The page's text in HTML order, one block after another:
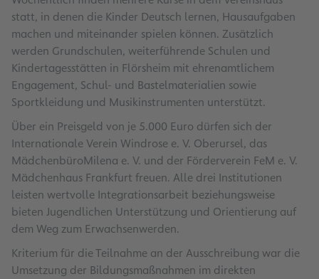
statt, in denen die Kinder Deutsch lernen, Hausaufgaben
machen und miteinander spielen können. Zusätzlich
werden Grundschulen, weiterführende Schulen und
Kindertagesstätten in Flörsheim mit ehrenamtlichem
Engagement, Schul- und Bastelmaterialien sowie
Sportkleidung und Musikinstrumenten unterstützt.
Über ein Preisgeld von je 5.000 Euro dürfen sich der
Internationale Verein Windrose e. V. Oberursel, das
MädchenbüroMilena e. V. und der Förderverein FeM e. V.
Mädchenhaus Frankfurt freuen. Alle drei Institutionen
leisten wertvolle Integrationsarbeit beziehungsweise
bieten Jugendlichen Unterstützung und Orientierung auf
dem Weg zum Erwachsenwerden.
Kriterium für die Teilnahme an der Ausschreibung war die
Umsetzung der Bildungsmaßnahmen im direkten